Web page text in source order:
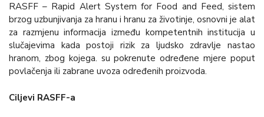
RASFF – Rapid Alert System for Food and Feed, sistem
brzog uzbunjivanja za hranu i hranu za životinje, osnovni je alat
za razmjenu informacija između kompetentnih institucija u
slučajevima kada postoji rizik za ljudsko zdravlje nastao
hranom, zbog kojega. su pokrenute određene mjere poput
povlačenja ili zabrane uvoza određenih proizvoda.
Ciljevi RASFF-a